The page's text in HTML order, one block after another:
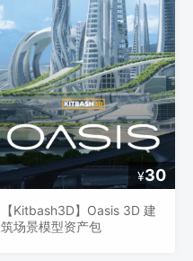
¥30
【Kitbash3D】Oasis 3D 建
筑场景模型资产包